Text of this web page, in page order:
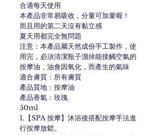
合適每天使用
本產品非常易吸收，分量可加量喔！
而且用的第二天沒有黏立感
夏天用都完全無問題
注意：本產品屬天然成份手工製作，使
用完，必須清潔瓶子溜掉能接觸空氣的
按摩油，油會因氧化，而產生的氣味
適合膚質：所有膚質
產品質地：按摩油
產品香氣：玫瑰
50ml
1.【SPA 按摩】沐浴後搭配按摩手法進
行按摩放鬆。